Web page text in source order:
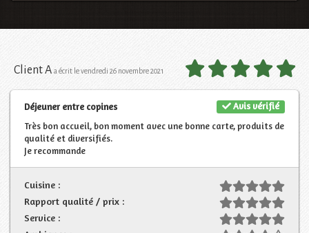
Client A a écrit le vendredi 26 novembre 2021
Avis vérifié
Déjeuner entre copines
Très bon accueil, bon moment avec une bonne carte, produits de
qualité et diversifiés.
Je recommande
Cuisine :
Rapport qualité / prix :
Service :